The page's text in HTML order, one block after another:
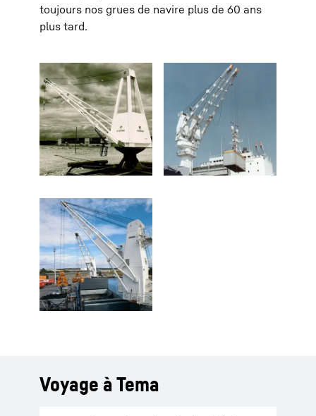
toujours nos grues de navire plus de 60 ans
plus tard.
Voyage à Tema